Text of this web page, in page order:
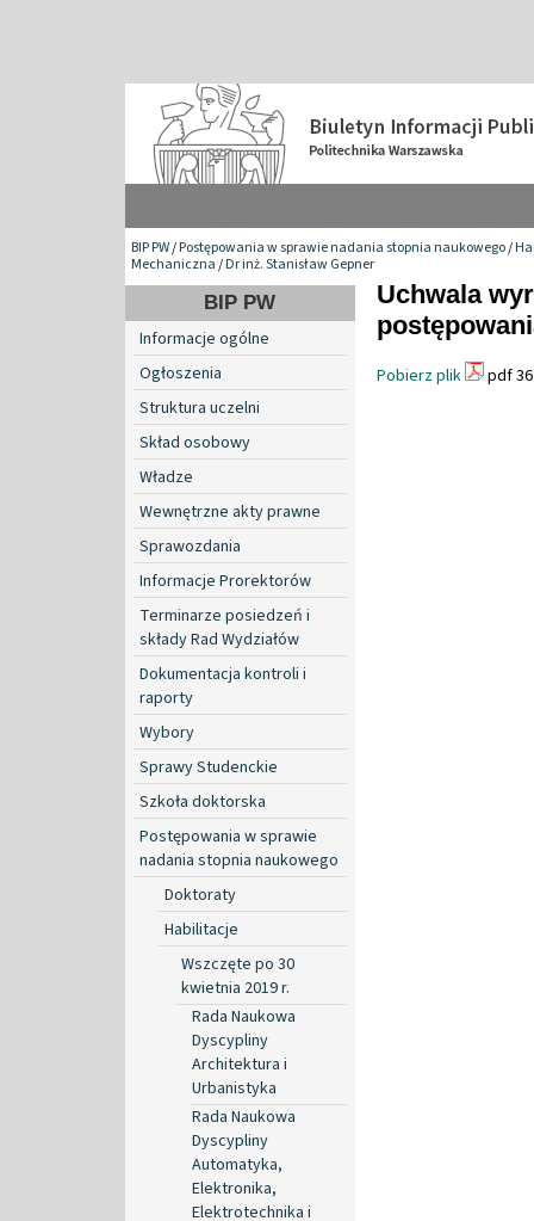
BIP PW/Postępowania w sprawie nadania stopnia naukowego/
Mechaniczna/Dr inż. Stanisław Gepner
BIP PW
Informacje ogólne
Ogłoszenia
Struktura uczelni
Skład osobowy
Władze
Wewnętrzne akty prawne
Sprawozdania
Informacje Prorektorów
Terminarze posiedzeń i
składy Rad Wydziałów
Dokumentacja kontroli i
raporty
Wybory
Sprawy Studenckie
Szkoła doktorska
Postępowania w sprawie
nadania stopnia naukowego
Doktoraty
Habilitacje
Wszczęte po 30
kwietnia 2019 r.
Rada Naukowa
Dyscypliny
Architektura i
Urbanistyka
Rada Naukowa
Dyscypliny
Automatyka,
Elektronika,
Elektrotechnika i
Uchwala
Pobierz plik pdf